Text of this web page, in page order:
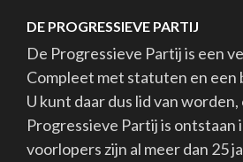
DE PROGRESSIEVE PARTIJ
De Progressieve Partij is een
Compleet met statuten en een
U kunt daar dus lid van
Progressieve Partij is ontstaan
voorlopers zijn al meer dan 25